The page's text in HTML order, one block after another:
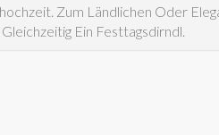
Zum Ländlichen Oder
Ein Festtagsdirndl.